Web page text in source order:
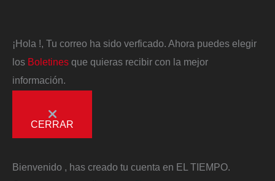
¡Hola !, Tu correo ha sido verficado. Ahora puedes elegir
los Boletines que quieras recibir con la mejor
información.
CERRAR
Bienvenido
, has creado tu cuenta en EL TIEMPO.